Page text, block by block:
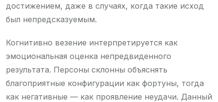
достижением, даже в случаях, когда такие исход
был непредсказуемым.
Когнитивно везение интерпретируется как
эмоциональная оценка непредвиденного
результата. Персоны склонны объяснять
благоприятные конфигурации как фортуны, тогда
как негативные — как проявление неудачи. Данный